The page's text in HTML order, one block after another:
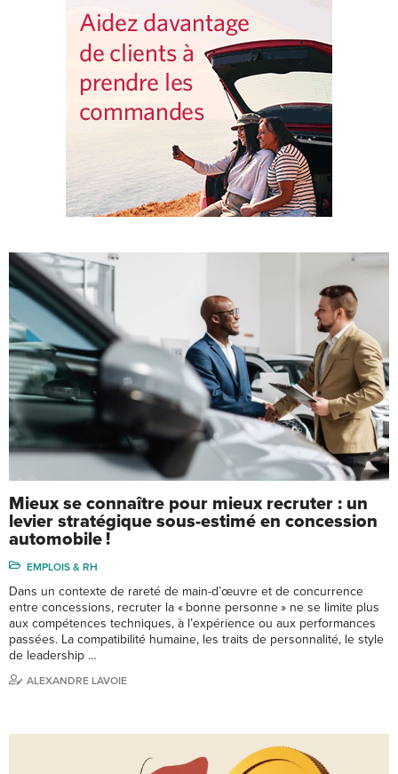
Mieux se connaître pour mieux recruter : un
levier stratégique sous-estimé en concession
automobile !
EMPLOIS & RH
Dans un contexte de rareté de main-d’œuvre et de concurrence
entre concessions, recruter la « bonne personne » ne se limite plus
aux compétences techniques, à l’expérience ou aux performances
passées. La compatibilité humaine, les traits de personnalité, le style
de leadership …
ALEXANDRE LAVOIE